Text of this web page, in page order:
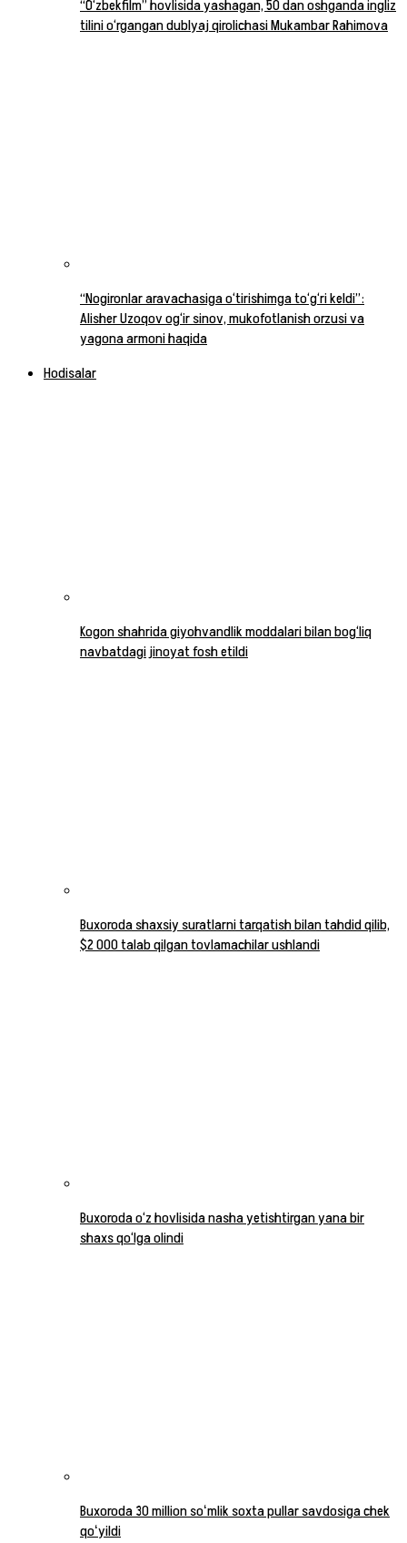
“O‘zbekfilm” hovlisida yashagan, 50 dan oshganda ingliz
tilini o‘rgangan dublyaj qirolichasi Mukambar Rahimova
“Nogironlar aravachasiga o‘tirishimga to‘g‘ri keldi”:
Alisher Uzoqov og‘ir sinov, mukofotlanish orzusi va
yagona armoni haqida
Hodisalar
Kogon shahrida giyohvandlik moddalari bilan bog‘liq
navbatdagi jinoyat fosh etildi
Buxoroda shaxsiy suratlarni tarqatish bilan tahdid qilib,
$2 000 talab qilgan tovlamachilar ushlandi
Buxoroda o‘z hovlisida nasha yetishtirgan yana bir
shaxs qo‘lga olindi
Buxoroda 30 million soʻmlik soxta pullar savdosiga chek
qoʻyildi